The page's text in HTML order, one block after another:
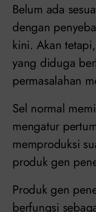
Belum ada
dengan
kini. Akan
yang diduga
permasalahan
Sel normal
mengatur
memproduksi
produk gen
Produk gen
berfungsi